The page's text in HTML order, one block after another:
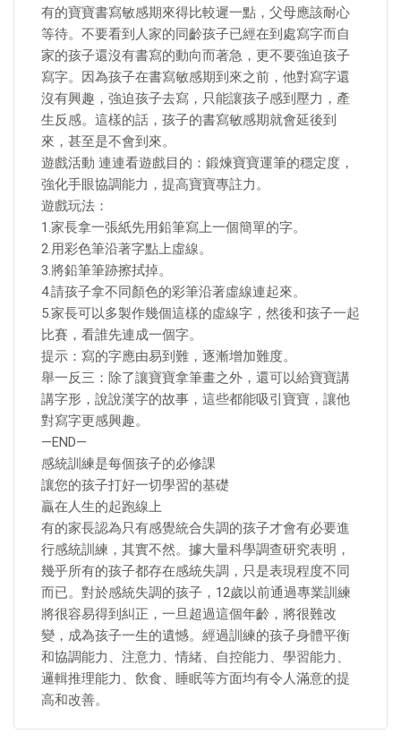
有的寶寶書寫敏感期來得比較遲一點，父母應該耐心
等待。不要看到人家的同齡孩子已經在到處寫字而自
家的孩子還沒有書寫的動向而著急，更不要強迫孩子
寫字。因為孩子在書寫敏感期到來之前，他對寫字還
沒有興趣，強迫孩子去寫，只能讓孩子感到壓力，產
生反感。這樣的話，孩子的書寫敏感期就會延後到
來，甚至是不會到來。
遊戲活動 連連看遊戲目的：鍛煉寶寶運筆的穩定度，
強化手眼協調能力，提高寶寶專註力。
遊戲玩法：
1.家長拿一張紙先用鉛筆寫上一個簡單的字。
2.用彩色筆沿著字點上虛線。
3.將鉛筆筆跡擦拭掉。
4.請孩子拿不同顏色的彩筆沿著虛線連起來。
5.家長可以多製作幾個這樣的虛線字，然後和孩子一起
比賽，看誰先連成一個字。
提示：寫的字應由易到難，逐漸增加難度。
舉一反三：除了讓寶寶拿筆畫之外，還可以給寶寶講
講字形，說說漢字的故事，這些都能吸引寶寶，讓他
對寫字更感興趣。
—END—
感統訓練是每個孩子的必修課
讓您的孩子打好一切學習的基礎
贏在人生的起跑線上
有的家長認為只有感覺統合失調的孩子才會有必要進
行感統訓練，其實不然。據大量科學調查研究表明，
幾乎所有的孩子都存在感統失調，只是表現程度不同
而已。對於感統失調的孩子，12歲以前通過專業訓練
將很容易得到糾正，一旦超過這個年齡，將很難改
變，成為孩子一生的遺憾。經過訓練的孩子身體平衡
和協調能力、注意力、情緒、自控能力、學習能力、
邏輯推理能力、飲食、睡眠等方面均有令人滿意的提
高和改善。